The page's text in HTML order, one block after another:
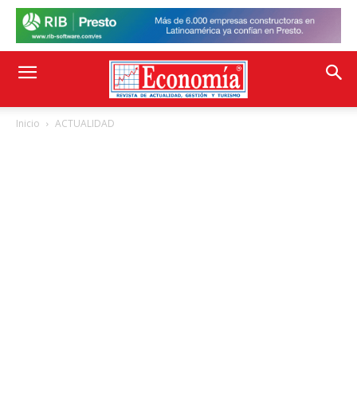
Inicio ACTUALIDAD